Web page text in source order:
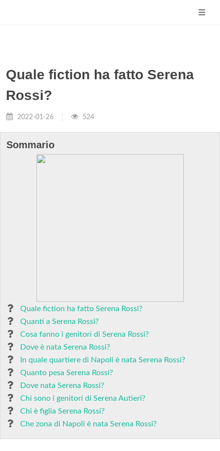
Quale fiction ha fatto Serena
Rossi?
2022-01-26 524
Sommario
Quale fiction ha fatto Serena Rossi?
Quanti a Serena Rossi?
Cosa fanno i genitori di Serena Rossi?
Dove è nata Serena Rossi?
In quale quartiere di Napoli è nata Serena Rossi?
Quanto pesa Serena Rossi?
Dove nata Serena Rossi?
Chi sono i genitori di Serena Autieri?
Chi è figlia Serena Rossi?
Che zona di Napoli è nata Serena Rossi?